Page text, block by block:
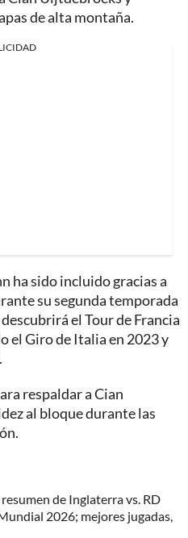
de alta montaña.
ha sido incluido gracias a
su segunda temporada
el Tour de Francia
el Giro de Italia en 2023 y
respaldar a Cian
al bloque durante las
resumen de Inglaterra vs. RD
2026; mejores jugadas,